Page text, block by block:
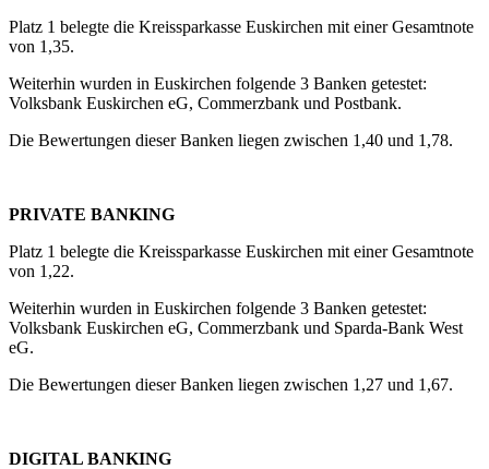
Platz 1 belegte die Kreissparkasse Euskirchen mit einer Gesamtnote
von 1,35.
Weiterhin wurden in Euskirchen folgende 3 Banken getestet:
Volksbank Euskirchen eG, Commerzbank und Postbank.
Die Bewertungen dieser Banken liegen zwischen 1,40 und 1,78.
PRIVATE BANKING
Platz 1 belegte die Kreissparkasse Euskirchen mit einer Gesamtnote
von 1,22.
Weiterhin wurden in Euskirchen folgende 3 Banken getestet:
Volksbank Euskirchen eG, Commerzbank und Sparda-Bank West
eG.
Die Bewertungen dieser Banken liegen zwischen 1,27 und 1,67.
DIGITAL BANKING